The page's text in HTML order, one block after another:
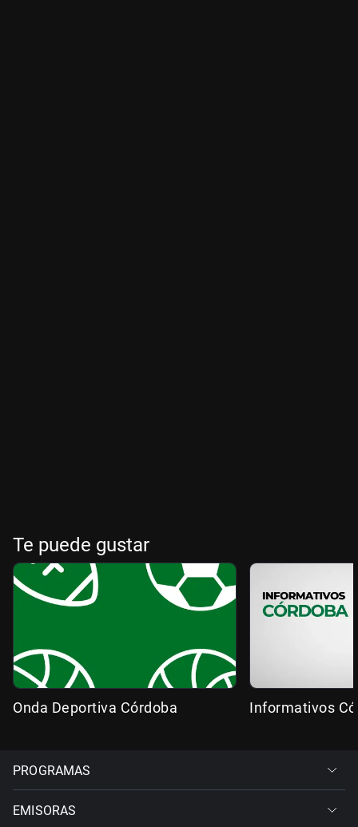
Te puede gustar
Onda Deportiva Córdoba Informativos
PROGRAMAS
EMISORAS